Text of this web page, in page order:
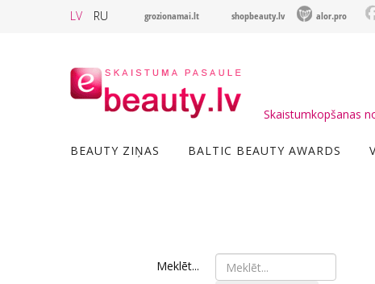
LV RU grozionamai.lt shopbeauty.lv alor.pro
Skaistumkopšanas
BEAUTY ZIŅAS BALTIC BEAUTY AWARDS
Meklēt...